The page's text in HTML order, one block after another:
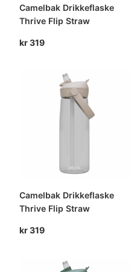
Camelbak Drikkeflaske
Thrive Flip Straw
kr319
Camelbak Drikkeflaske
Thrive Flip Straw
kr319